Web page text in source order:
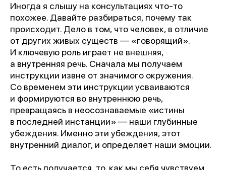
Иногда я слышу на консультациях что-то
похожее. Давайте разбираться, почему так
происходит. Дело в том, что человек, в отличие
от других живых существ — «говорящий».
И ключевую роль играет не внешняя,
а внутренняя речь. Сначала мы получаем
инструкции извне от значимого окружения.
Со временем эти инструкции усваиваются
и формируются во внутреннюю речь,
превращаясь в неосознаваемые «истины
в последней инстанции» — наши глубинные
убеждения. Именно эти убеждения, этот
внутренний диалог, и определяет наши эмоции.